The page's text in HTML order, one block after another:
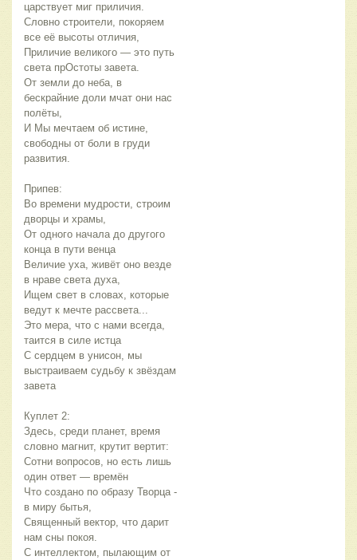
царствует миг приличия.
Словно строители, покоряем
все её высоты отличия,
Приличие великого — это путь
света прОстоты завета.
От земли до неба, в
бескрайние доли мчат они нас
полёты,
И Мы мечтаем об истине,
свободны от боли в груди
развития.
Припев:
Во времени мудрости, строим
дворцы и храмы,
От одного начала до другого
конца в пути венца
Величие уха, живёт оно везде
в нраве света духа,
Ищем свет в словах, которые
ведут к мечте рассвета...
Это мера, что с нами всегда,
таится в силе истца
С сердцем в унисон, мы
выстраиваем судьбу к звёздам
завета
Куплет 2:
Здесь, среди планет, время
словно магнит, крутит вертит:
Сотни вопросов, но есть лишь
один ответ — времён
Что создано по образу Творца -
в миру бытья,
Священный вектор, что дарит
нам сны покоя.
С интеллектом, пылающим от